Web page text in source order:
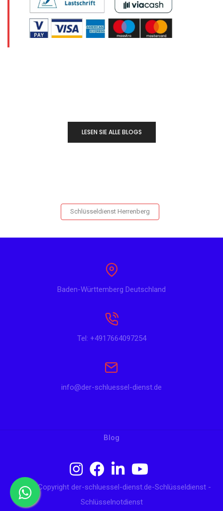
LESEN SIE ALLE BLOGS
Schlüsseldienst Herrenberg
Baden-Württemberg Deutschland
Tel: +4917664097254
info@der-schluessel-dienst.de
Blog
© 2024 Copyright der-schluessel-dienst.de-Schlüsseldienst -
Schlüsselnotdienst